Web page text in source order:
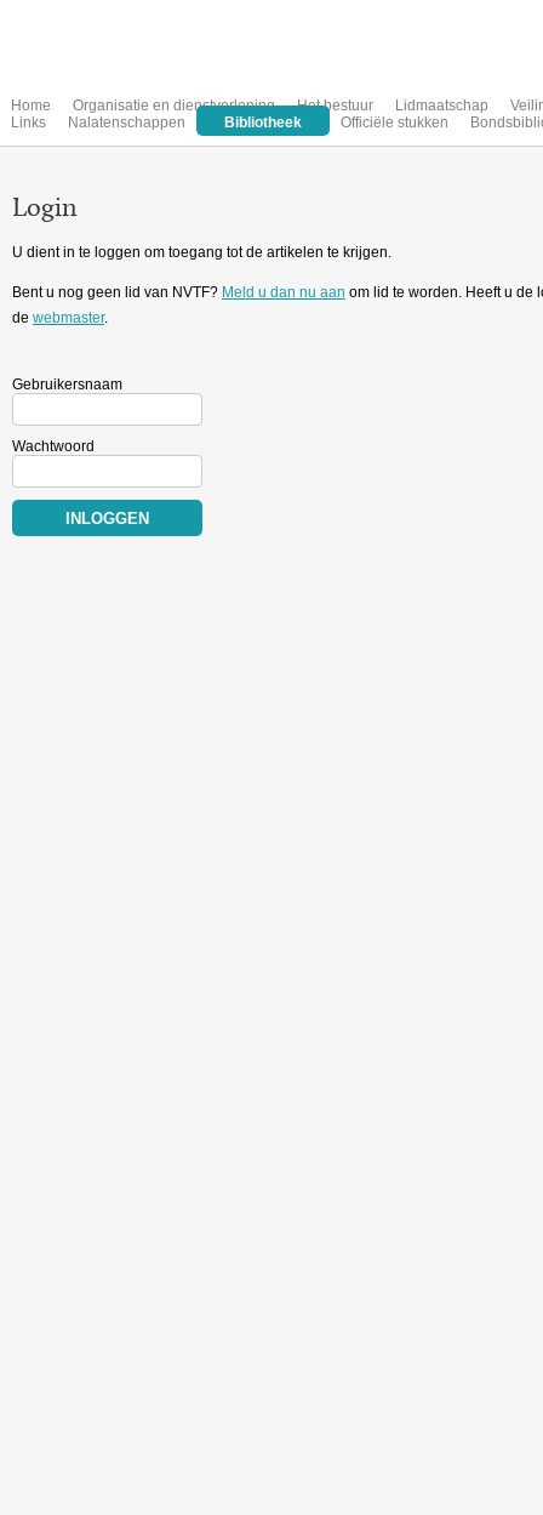
Home Organisatie en dienstverlening Het bestuur Lidmaatschap
Links
Nalatenschappen Bibliotheek Officiële stukken
Login
U dient in te loggen om toegang tot de artikelen te krijgen.
Bent u nog geen lid van NVTF? Meld u dan nu aan om lid te worden. Heeft u de
de webmaster.
Gebruikersnaam
Wachtwoord